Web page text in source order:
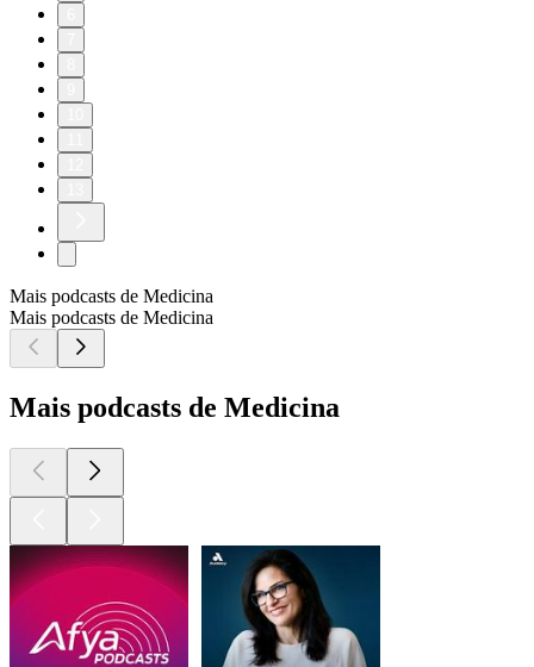
Mais podcasts de Medicina
Mais podcasts de Medicina
Mais podcasts de Medicina